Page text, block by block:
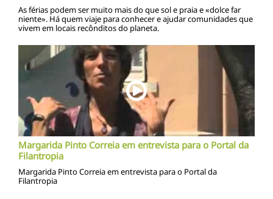
As férias podem ser muito mais do que sol e praia e «dolce far
niente». Há quem viaje para conhecer e ajudar comunidades que
vivem em locais recônditos do planeta.
Margarida Pinto Correia em entrevista para o Portal da
Filantropia
Margarida Pinto Correia em entrevista para o Portal da
Filantropia